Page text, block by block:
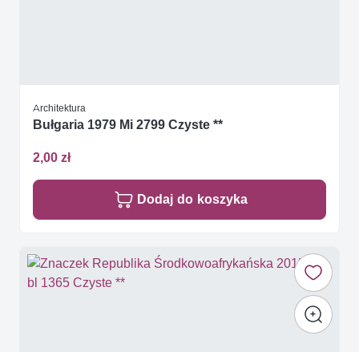
Architektura
Bułgaria 1979 Mi 2799 Czyste **
2,00 zł
Dodaj do koszyka